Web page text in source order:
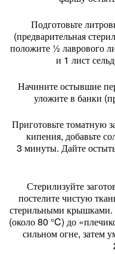
Подготовьте
(предварительная
положите½лаврового
и 1 лист
Начинитеостывшие
уложитев банки
Приготовьтетоматную
кипения, добавьте
3 минуты. Дайте
Стерилизуйте
постелитечистую
стерильными крышками.
(около80 °C) до
сильномогне, затем